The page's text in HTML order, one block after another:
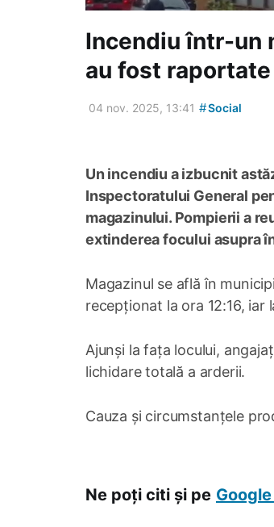
Incendiu într-un
au fost raportate
04 nov. 2025, 13:41 #Social
Un incendiu a izbucnit
Inspectoratului General
magazinului. Pompierii a
extinderea focului asupra
Magazinul se află în
recepționat la ora 12:16,
Ajunși la fața locului,
lichidare totală a arderii.
Cauza și circumstanțele
Ne poți citi și pe